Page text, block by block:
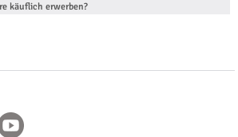
käuflich erwerben?